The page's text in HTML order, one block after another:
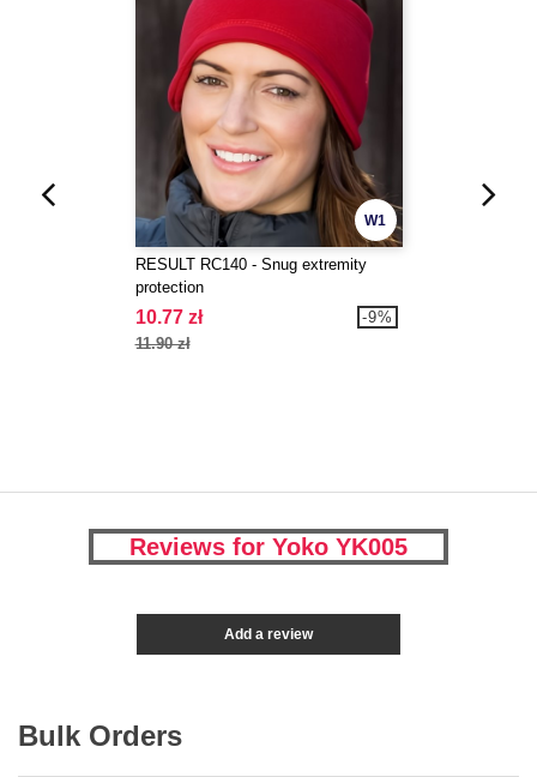
W1
RESULT RC140 - Snug extremity
protection
10.77 zł
11.90 zł
-9%
Reviews for Yoko YK005
Add a review
Bulk Orders